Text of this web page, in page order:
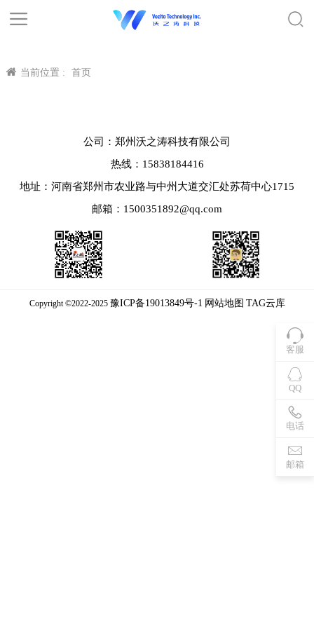
当前位置 : 首页
客服
QQ
电话
邮箱
公司：郑州沃之涛科技有限公司
热线：15838184416
地址：河南省郑州市农业路与中州大道交汇处苏荷中心1715
邮箱：1500351892@qq.com
Copyright ©2022-2025 豫ICP备19013849号-1 网站地图 TAG云库